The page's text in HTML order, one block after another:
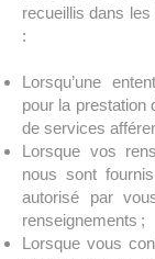
recueillis dans
:
Lorsqu’une
pour la prestation
de services
Lorsque vos
nous sont
autorisé par
renseignements ;
Lorsque vous